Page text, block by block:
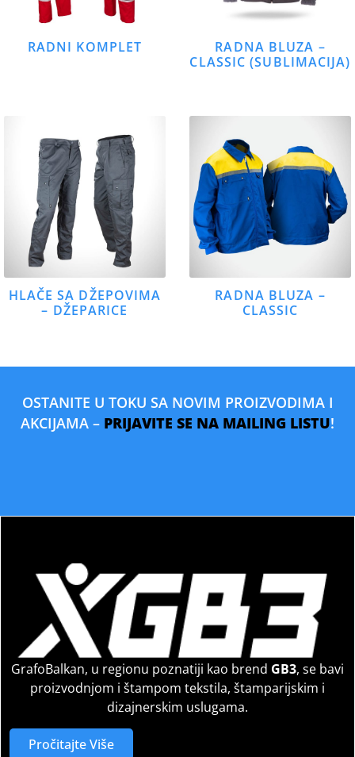
RADNI KOMPLET
RADNA BLUZA –
CLASSIC (SUBLIMACIJA)
HLAČE SA DŽEPOVIMA
– DŽEPARICE
RADNA BLUZA –
CLASSIC
OSTANITE U TOKU SA NOVIM PROIZVODIMA I
AKCIJAMA – PRIJAVITE SE NA MAILING LISTU!
GrafoBalkan, u regionu poznatiji kao brend GB3, se bavi
proizvodnjom i štampom tekstila, štamparijskim i
dizajnerskim uslugama.
Pročitajte Više